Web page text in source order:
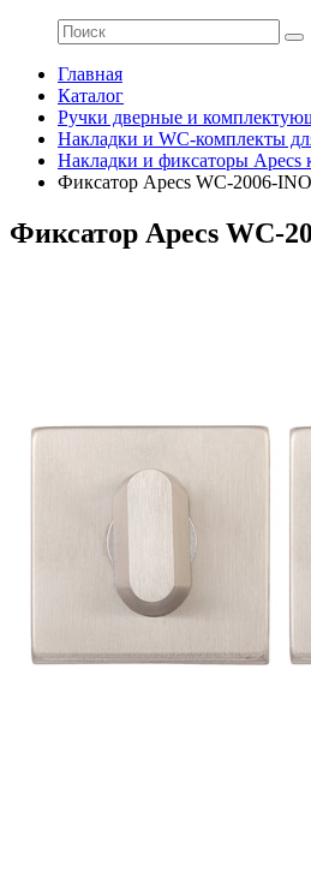
Главная
Каталог
Ручки дверные и
Накладки и WC-комплекты
Накладки и фиксаторы Apecs
Фиксатор Apecs WC-2006-
Фиксатор Apecs WC-